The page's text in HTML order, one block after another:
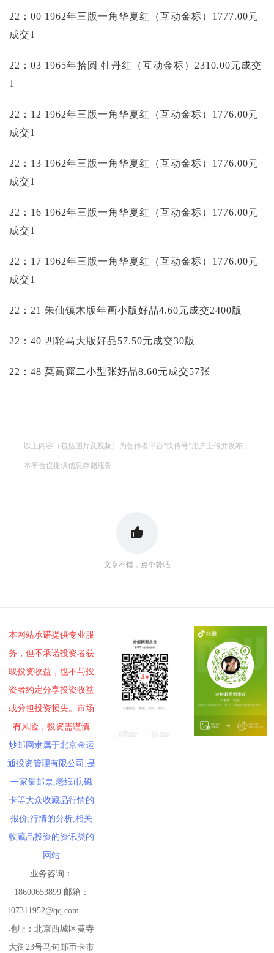
22：00 1962年三版一角华夏红（互动金标）1777.00元
成交1
22：03 1965年拾圆 牡丹红（互动金标）2310.00元成交
1
22：12 1962年三版一角华夏红（互动金标）1776.00元
成交1
22：13 1962年三版一角华夏红（互动金标）1776.00元
成交1
22：16 1962年三版一角华夏红（互动金标）1776.00元
成交1
22：17 1962年三版一角华夏红（互动金标）1776.00元
成交1
22：21 朱仙镇木版年画小版好品4.60元成交2400版
22：40 四轮马大版好品57.50元成交30版
22：48 莫高窟二小型张好品8.60元成交57张
以上内容（包括图片及视频）为创作者平台"快传号"用户上传并发布，
本平台仅提供信息存储服务
文章不错，点个赞吧
本网站承诺提供专业服
务，但不承诺投资者获
取投资收益，也不与投
资者约定分享投资收益
或分担投资损失。市场
有风险，投资需谨慎
炒邮网隶属于北京金运
通投资管理有限公司,是
一家集邮票,老纸币,磁
卡等大众收藏品行情的
报价,行情的分析,相关
收藏品投资的资讯类的
网站
业务咨询：
18600653899 邮箱：
107311952@qq.com
地址：北京西城区黄寺
大街23号马甸邮币卡市